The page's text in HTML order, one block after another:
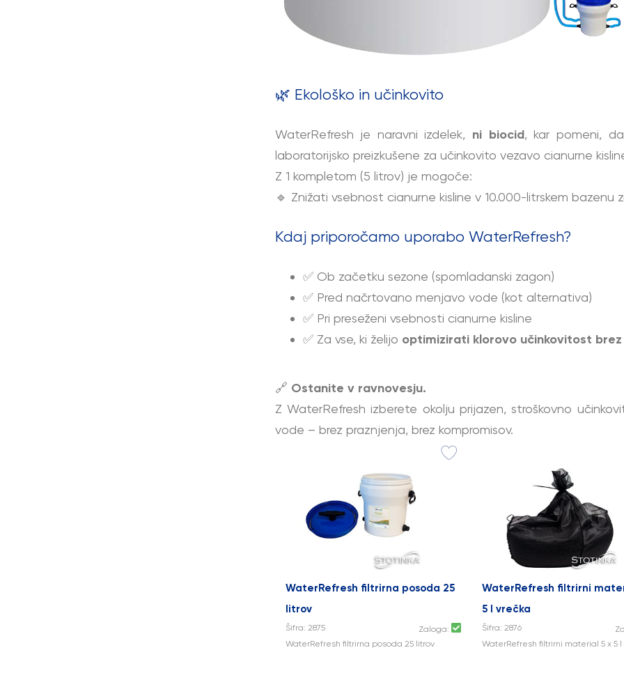
🌿 Ekološko in učinkovito
WaterRefresh je naravni izdelek, ni biocid, kar pomeni,
laboratorijsko preizkušene za učinkovito vezavo cianurne
Z 1 kompletom (5 litrov) je mogoče:
🔹 Znižati vsebnost cianurne kisline v 10.000-litrskem bazenu
Kdaj priporočamo uporabo WaterRefresh?
✅ Ob začetku sezone (spomladanski zagon)
✅ Pred načrtovano menjavo vode (kot alternativa)
✅ Pri preseženi vsebnosti cianurne kisline
✅ Za vse, ki želijo optimizirati klorovo učinkovitost
🔗 Ostanite v ravnovesju.
Z WaterRefresh izberete okolju prijazen, stroškovno
vode – brez praznjenja, brez kompromisov.
WaterRefresh filtrirna posoda 25
litrov
Šifra: 2875
Zaloga:
WaterRefresh filtrirna posoda 25 litrov
WaterRefresh filtrirni
5 l vrečka
Šifra: 2876
WaterRefresh filtrirni material 5 x 5 l